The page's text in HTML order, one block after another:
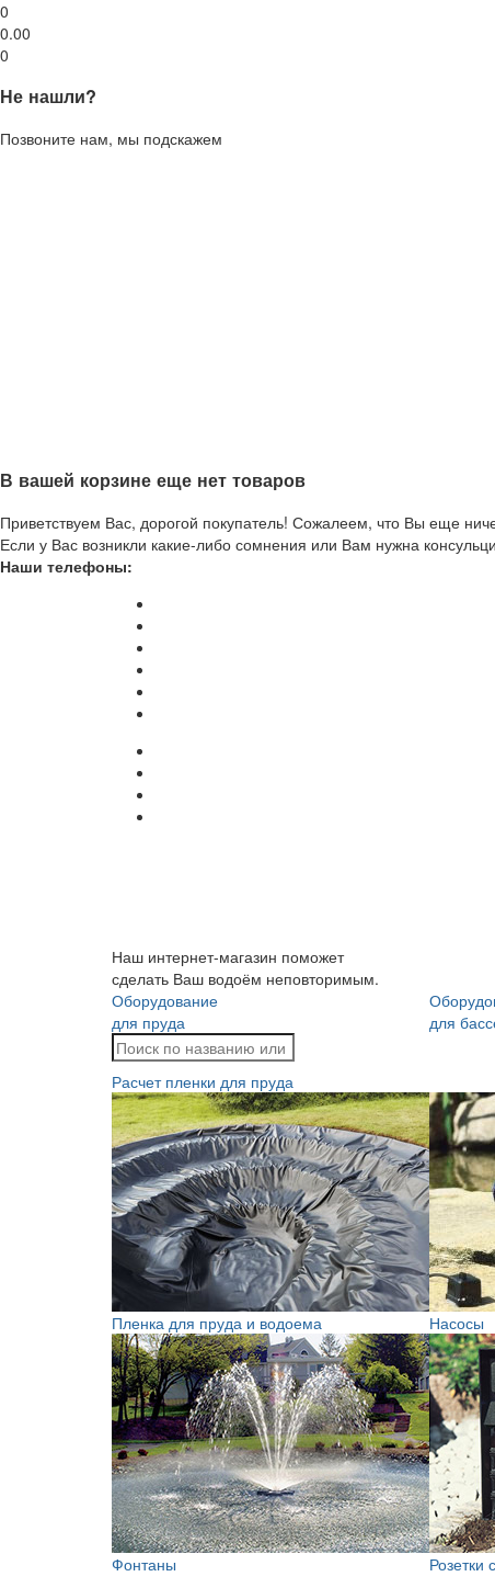
0
0.00
0
Не нашли?
Позвоните нам, мы подскажем
В вашей корзине еще нет товаров
Приветствуем Вас, дорогой покупатель! Сожалеем, что Вы еще
Если у Вас возникли какие-либо сомнения или Вам нужна
Наши телефоны:
Наш интернет-магазин поможет
сделать Ваш водоём неповторимым.
Оборудование
для пруда
для
Расчет пленки для пруда
Пленка для пруда и водоема Насосы
Фонтаны Розетки